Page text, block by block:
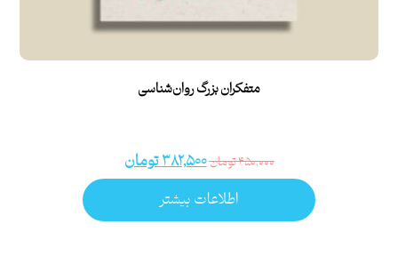
متفکران بزرگ روان‌شناسی
۴۵۰,۰۰۰تومان۳۸۲,۵۰۰تومان
اطلاعات بیشتر